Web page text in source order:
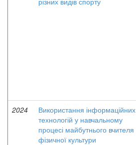
2024
Використання інформаційних
технологій у навчальному
процесі майбутнього вчителя
фізичної культури